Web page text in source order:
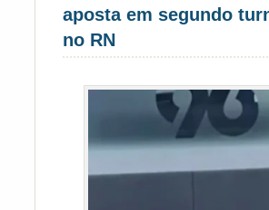
aposta em segundo
no RN